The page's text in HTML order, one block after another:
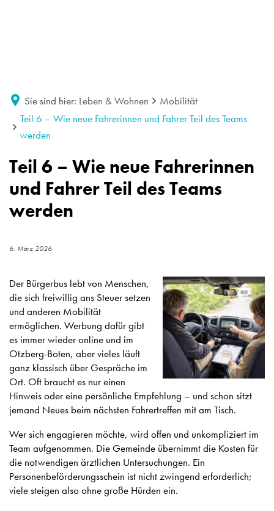
Sie sind hier: Leben & Wohnen
Mobilität
Teil 6 – Wie neue Fahrerinnen und Fahrer Teil des Teams
werden
Teil 6 – Wie neue Fahrerinnen
und Fahrer Teil des Teams
werden
6. März 2026
Der Bürgerbus lebt von Menschen,
die sich freiwillig ans Steuer setzen
und anderen Mobilität
ermöglichen. Werbung dafür gibt
es immer wieder online und im
Otzberg-Boten, aber vieles läuft
ganz klassisch über Gespräche im
Ort. Oft braucht es nur einen
Hinweis oder eine persönliche Empfehlung – und schon sitzt
jemand Neues beim nächsten Fahrertreffen mit am Tisch.
Wer sich engagieren möchte, wird offen und unkompliziert im
Team aufgenommen. Die Gemeinde übernimmt die Kosten für
die notwendigen ärztlichen Untersuchungen. Ein
Personenbeförderungsschein ist nicht zwingend erforderlich;
viele steigen also ohne große Hürden ein.